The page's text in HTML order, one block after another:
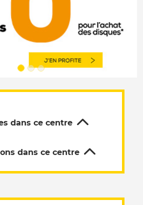
dans ce centre
dans ce centre